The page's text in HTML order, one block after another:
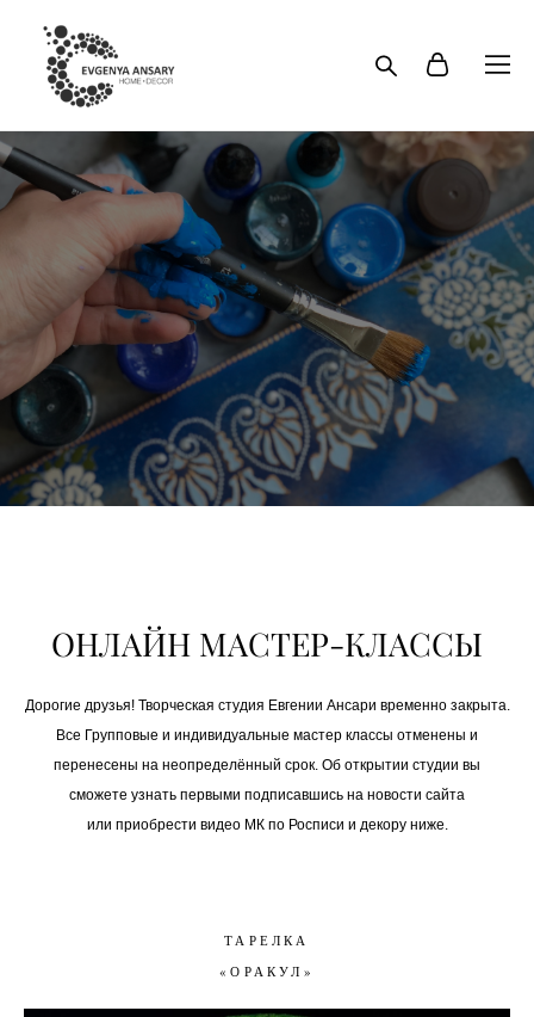
ОНЛАЙН МАСТЕР-КЛАССЫ
Дорогие друзья! Творческая студия Евгении Ансари временно закрыта.
Все Групповые и индивидуальные мастер классы отменены и
перенесены на неопределённый срок. Об открытии студии вы
сможете узнать первыми подписавшись на новости сайта
или приобрести видео МК по Росписи и декору ниже.
ТАРЕЛКА
«ОРАКУЛ»